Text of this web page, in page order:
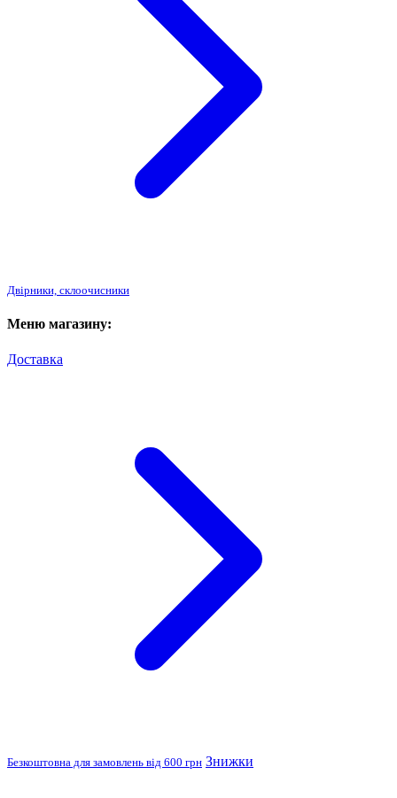
Двірники, склоочисники
Меню магазину:
Доставка
Безкоштовна для замовлень від 600 грн Знижки